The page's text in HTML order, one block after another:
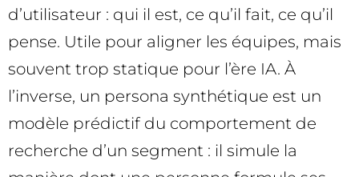
d’utilisateur : qui il est, ce qu’il fait, ce qu’il
pense. Utile pour aligner les équipes, mais
souvent trop statique pour l’ère IA. À
l’inverse, un persona synthétique est un
modèle prédictif du comportement de
recherche d’un segment : il simule la